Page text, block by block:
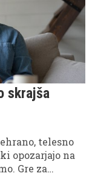
skrajša
telesno
opozarjajo na
Gre za